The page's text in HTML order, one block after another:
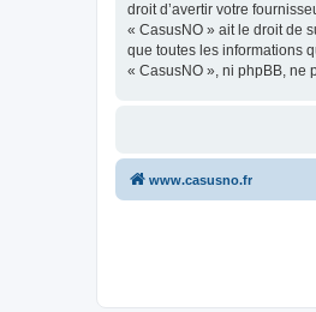
droit d’avertir votre
« CasusNO » ait le droit de
que toutes les informations
« CasusNO », ni phpBB, ne
www.casusno.fr